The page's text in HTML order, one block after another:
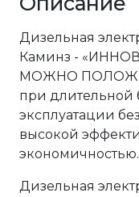
Дизельная
Каминз -
МОЖНО
при длительной
эксплуатации
высокой
экономичностью.
Дизельная